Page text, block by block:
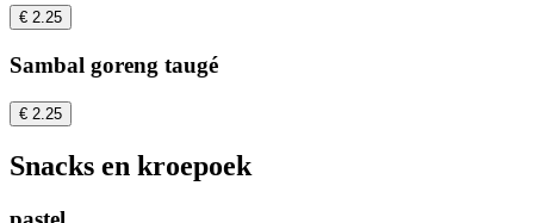
€ 2.25
Sambal goreng taugé
€ 2.25
Snacks en kroepoek